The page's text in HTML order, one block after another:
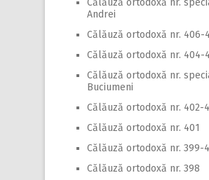
Andrei
Călăuză ortodoxă nr. 406-
Călăuză ortodoxă nr. 404-
Călăuză ortodoxă nr.
Buciumeni
Călăuză ortodoxă nr. 402-
Călăuză ortodoxă nr. 401
Călăuză ortodoxă nr. 399-
Călăuză ortodoxă nr. 398